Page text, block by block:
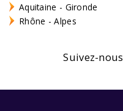
Aquitaine - Gironde
Rhône - Alpes
Suivez-